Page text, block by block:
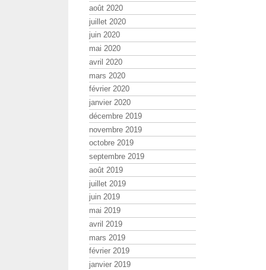
août 2020
juillet 2020
juin 2020
mai 2020
avril 2020
mars 2020
février 2020
janvier 2020
décembre 2019
novembre 2019
octobre 2019
septembre 2019
août 2019
juillet 2019
juin 2019
mai 2019
avril 2019
mars 2019
février 2019
janvier 2019